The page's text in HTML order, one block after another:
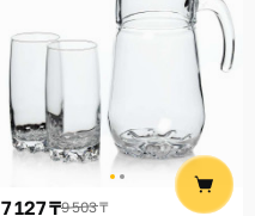
7 127 ₸9 503 ₸